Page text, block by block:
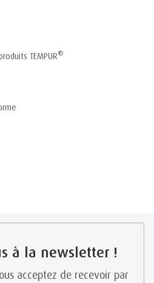
TEMPUR®
à la newsletter !
acceptez de recevoir par